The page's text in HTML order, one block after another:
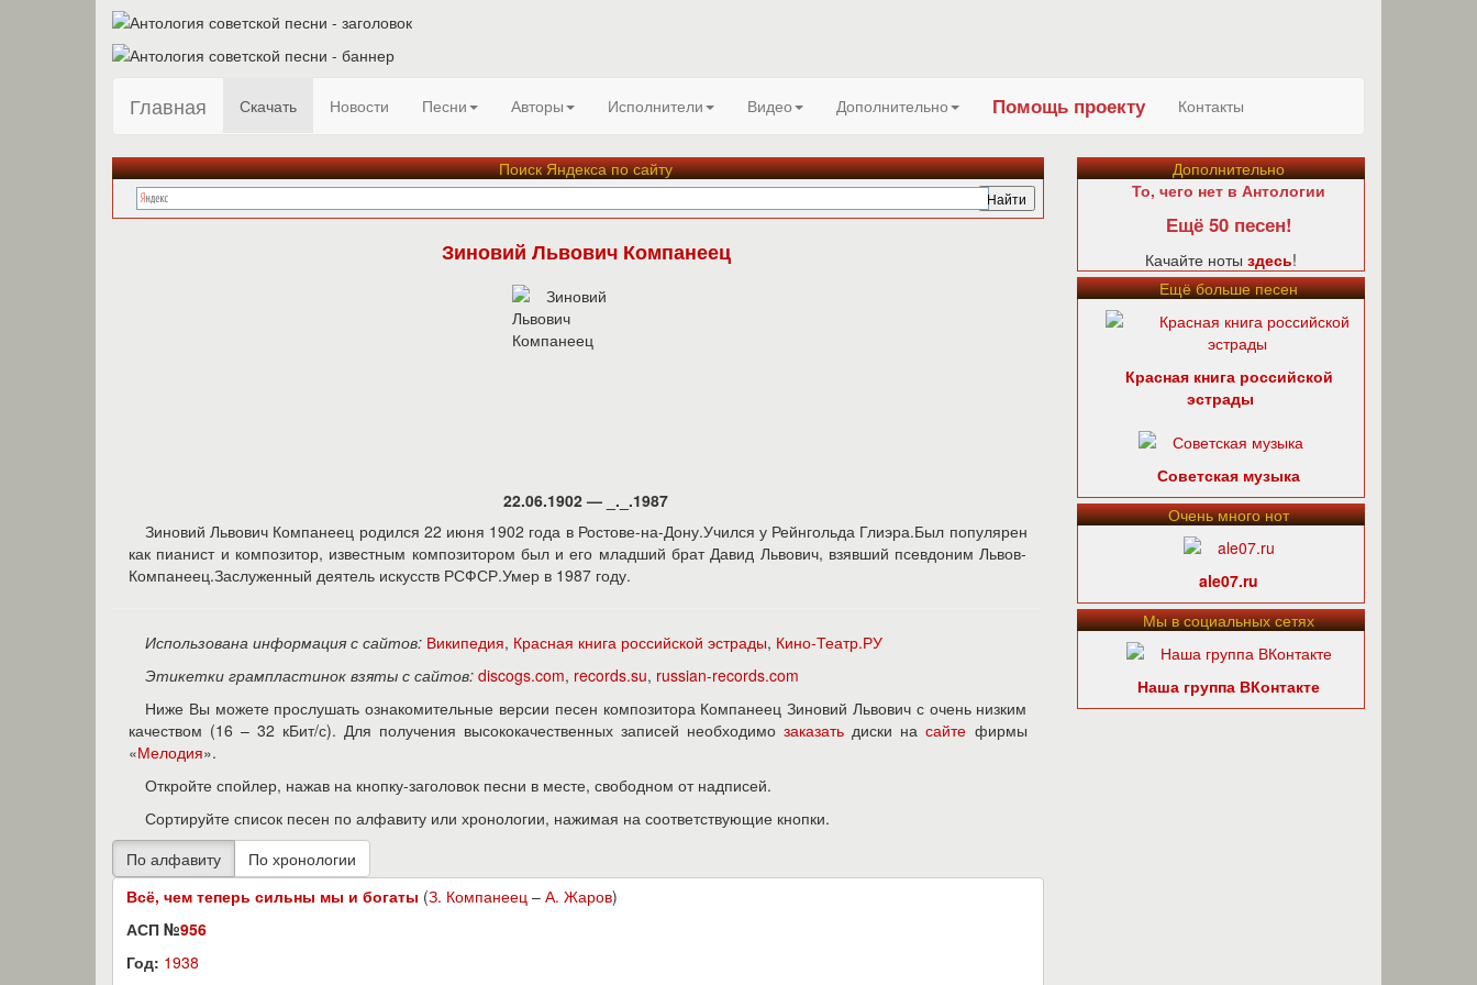
Главная Скачать Новости Песни Авторы Исполнители Видео Дополнительно Помощь проекту Контакты
Поиск Яндекса по сайту
Зиновий Львович Компанеец
22.06.1902 — _._.1987
Зиновий Львович Компанеец родился 22 июня 1902 года в Ростове-на-Дону.Учился у Рейнгольда Глиэра.Был популярен
как пианист и композитор, известным композитором был и его младший брат Давид Львович, взявший псевдоним Львов-
Компанеец.Заслуженный деятель искусств РСФСР.Умер в 1987 году.
Использована информация с сайтов: Википедия, Красная книга российской эстрады, Кино-Театр.РУ
Этикетки грампластинок взяты с сайтов: discogs.com, records.su, russian-records.com
Ниже Вы можете прослушать ознакомительные версии песен композитора Компанеец Зиновий Львович с очень низким
качеством (16 – 32 кБит/с). Для получения высококачественных записей необходимозаказать диски насайте фирмы
«Мелодия».
Откройте спойлер, нажав на кнопку-заголовок песни в месте, свободном от надписей.
Сортируйте список песен по алфавиту или хронологии, нажимая на соответствующие кнопки.
Всё, чем теперь сильны мы и богаты (З. Компанеец – А. Жаров)
АСП №956
Год: 1938
Дополнительно
То, чего нет в Антологии
Ещё 50 песен!
Качайте ноты здесь!
Ещё больше песен
Красная книга российской
эстрады
Советская музыка
Очень много нот
ale07.ru
Мы в социальных сетях
Наша группа ВКонтакте